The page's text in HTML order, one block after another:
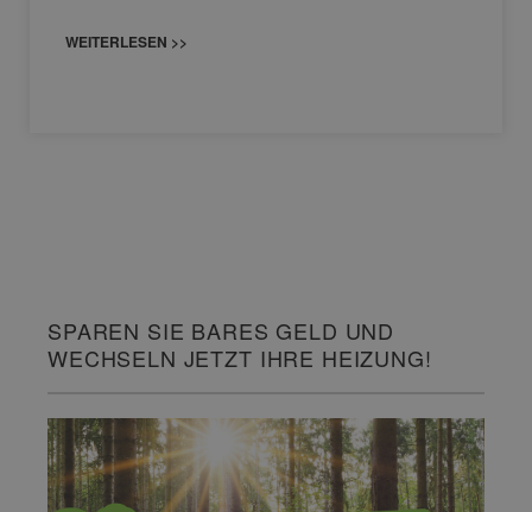
WEITERLESEN >>
SPAREN SIE BARES GELD UND
WECHSELN JETZT IHRE HEIZUNG!